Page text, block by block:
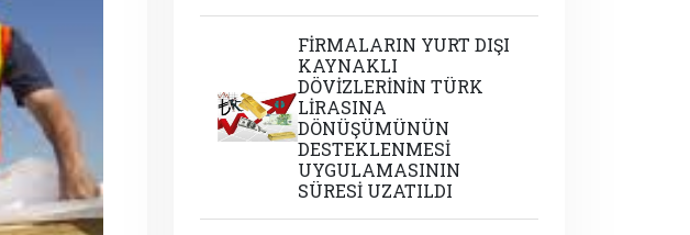
FİRMALARIN YURT DIŞI
KAYNAKLI
DÖVİZLERİNİN TÜRK
LİRASINA
DÖNÜŞÜMÜNÜN
DESTEKLENMESİ
UYGULAMASININ
SÜRESİ UZATILDI